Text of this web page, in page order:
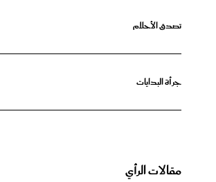
تصدق الأحلام
جرأة البدايات
مقالات الرأي